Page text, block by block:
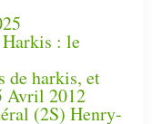
: le
de harkis, et
Avril 2012
(2S) Henry-